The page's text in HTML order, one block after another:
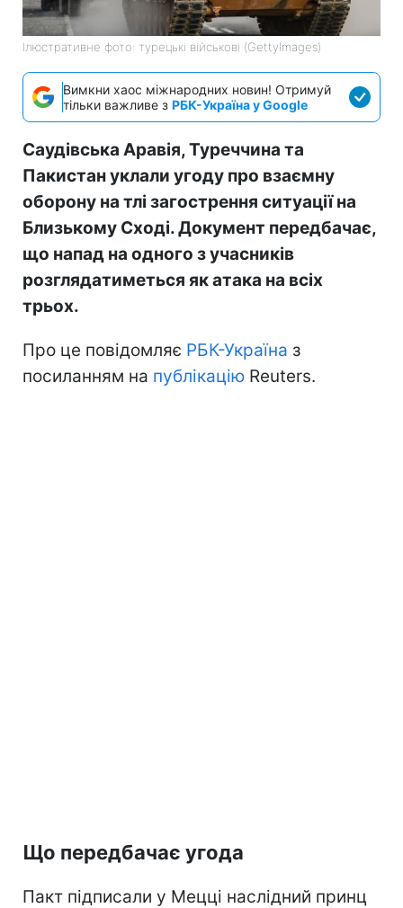
Ілюстративне фото: турецькі військові (GettyImages)
Вимкни хаос міжнародних новин! Отримуй
тільки важливе з РБК-Україна у Google
Саудівська Аравія, Туреччина та
Пакистан уклали угоду про взаємну
оборону на тлі загострення ситуації на
Близькому Сході. Документ передбачає,
що напад на одного з учасників
розглядатиметься як атака на всіх
трьох.
Про це повідомляє РБК-Україна з
посиланням на публікацію Reuters.
Що передбачає угода
Пакт підписали у Мецці наслідний принц